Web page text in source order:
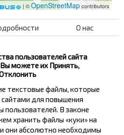
| ©OpenStreetMapcontributors
О нас
пользователей сайта
можете их Принять,
текстовые файлы, которые
для повышения
В законе
хранить файлы «куки» на
они абсолютно необходимы